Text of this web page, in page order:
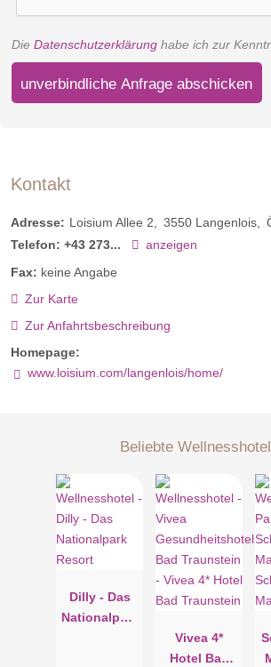
Die Datenschutzerklärung habe ich zur
unverbindliche Anfrage abschicken
Kontakt
Adresse: Loisium Allee 2 3550 Langenlois
Telefon: +43 273...
anzeigen
Fax: keine Angabe
Zur Karte
Zur Anfahrtsbeschreibung
Homepage:
www.loisium.com/langenlois/home/
Beliebte
Dilly - Das
Nationalpark
Vivea 4*
Hotel Bad